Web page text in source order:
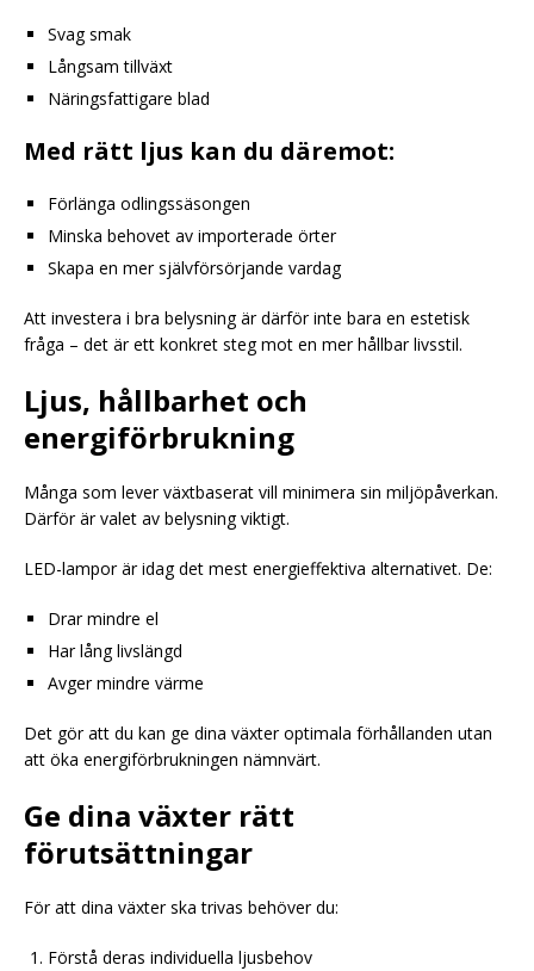
Svag smak
Långsam tillväxt
Näringsfattigare blad
Med rätt ljus kan du däremot:
Förlänga odlingssäsongen
Minska behovet av importerade örter
Skapa en mer självförsörjande vardag
Att investera i bra belysning är därför inte bara en estetisk
fråga – det är ett konkret steg mot en mer hållbar livsstil.
Ljus, hållbarhet och
energiförbrukning
Många som lever växtbaserat vill minimera sin miljöpåverkan.
Därför är valet av belysning viktigt.
LED-lampor är idag det mest energieffektiva alternativet. De:
Drar mindre el
Har lång livslängd
Avger mindre värme
Det gör att du kan ge dina växter optimala förhållanden utan
att öka energiförbrukningen nämnvärt.
Ge dina växter rätt
förutsättningar
För att dina växter ska trivas behöver du:
Förstå deras individuella ljusbehov